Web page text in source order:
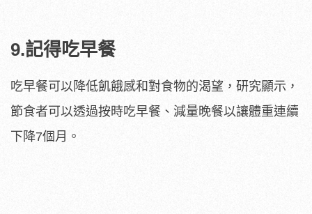
9.記得吃早餐
吃早餐可以降低飢餓感和對食物的渴望，研究顯示，
節食者可以透過按時吃早餐、減量晚餐以讓體重連續
下降7個月。